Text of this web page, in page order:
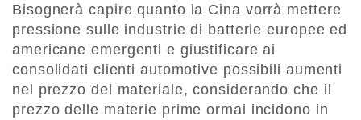
Bisognerà capire quanto la Cina vorrà mettere
pressione sulle industrie di batterie europee ed
americane emergenti e giustificare ai
consolidati clienti automotive possibili aumenti
nel prezzo del materiale, considerando che il
prezzo delle materie prime ormai incidono in